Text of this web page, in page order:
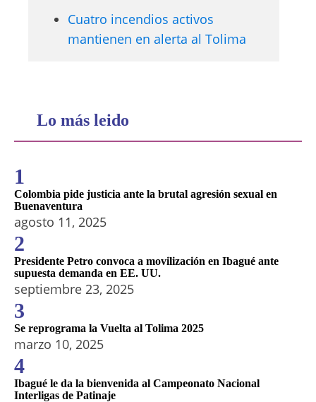
Cuatro incendios activos
mantienen en alerta al Tolima
Lo más leido
1
Colombia pide justicia ante la brutal agresión sexual en
Buenaventura
agosto 11, 2025
2
Presidente Petro convoca a movilización en Ibagué ante
supuesta demanda en EE. UU.
septiembre 23, 2025
3
Se reprograma la Vuelta al Tolima 2025
marzo 10, 2025
4
Ibagué le da la bienvenida al Campeonato Nacional
Interligas de Patinaje